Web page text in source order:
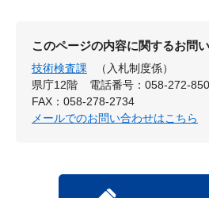
このページの内容に関するお問
技術検査課
（入札制度係）
県庁12階
電話番号：058-272-
FAX：058-278-2734
メールでのお問い合わせはこちら